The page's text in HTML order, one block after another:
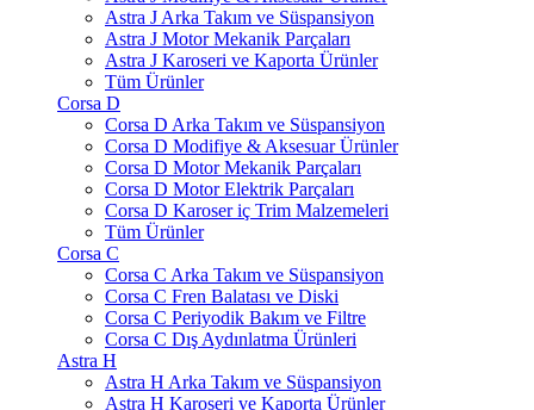
Astra J Arka Takım ve Süspansiyon
Astra J Motor Mekanik Parçaları
Astra J Karoseri ve Kaporta Ürünler
Tüm Ürünler
Corsa D
Corsa D Arka Takım ve Süspansiyon
Corsa D Modifiye & Aksesuar Ürünler
Corsa D Motor Mekanik Parçaları
Corsa D Motor Elektrik Parçaları
Corsa D Karoser iç Trim Malzemeleri
Tüm Ürünler
Corsa C
Corsa C Arka Takım ve Süspansiyon
Corsa C Fren Balatası ve Diski
Corsa C Periyodik Bakım ve Filtre
Corsa C Dış Aydınlatma Ürünleri
Astra H
Astra H Arka Takım ve Süspansiyon
Astra H Karoseri ve Kaporta Ürünler